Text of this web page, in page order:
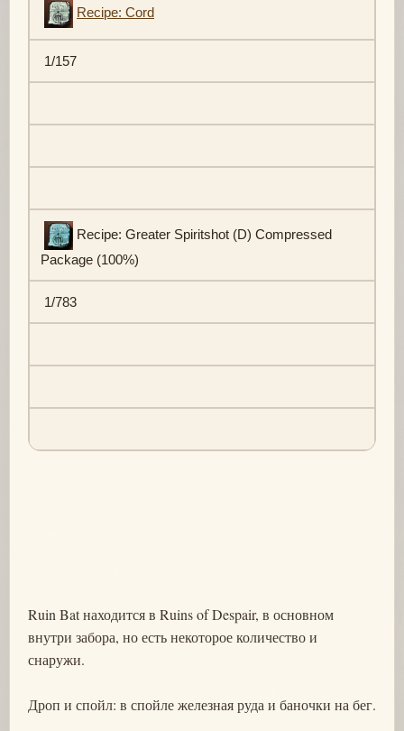
Recipe: Cord
1/157
Recipe: Greater Spiritshot (D) Compressed
Package (100%)
1/783
Ruin Bat находится в Ruins of Despair, в основном
внутри забора, но есть некоторое количество и
снаружи.
Дроп и спойл: в спойле железная руда и баночки на бег.